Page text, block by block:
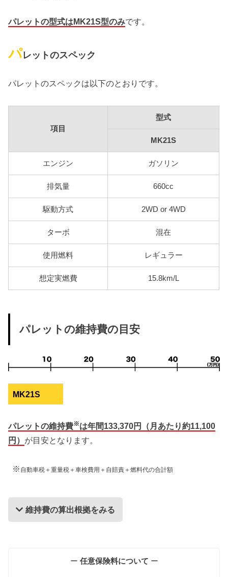
パレットの型式はMK21S型のみです。
パレットのスペック
パレットのスペックは以下のとおりです。
項目
型式
MK21S
エンジン ガソリン
排気量 660cc
駆動方式 2WD or 4WD
ターボ 混在
使用燃料 レギュラー
想定実燃費 15.8km/L
パレットの維持費の目安
MK21S
パレットの維持費※は年間133,370円（月あたり約11,100
円） が目安となります。
※ 自動車税＋重量税＋車検費用＋自賠責＋燃料代の合計額
維持費の算出根拠をみる
維持費の算出根拠
ー 任意保険料について ー